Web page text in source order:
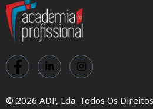
© 2026 ADP, Lda. Todos Os